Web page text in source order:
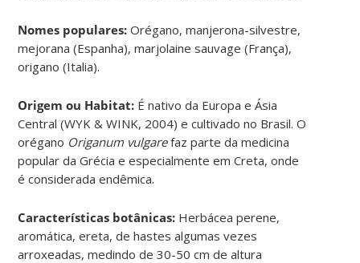
Nomes populares:Orégano, manjerona-silvestre,
mejorana (Espanha), marjolaine sauvage (França),
origano (Italia).
Origem ou Habitat: É nativo da Europa e Ásia
Central (WYK & WINK, 2004) e cultivado no Brasil. O
orégano Origanum vulgarefaz parte da medicina
popular da Grécia e especialmente em Creta, onde
é considerada endêmica.
Características botânicas: Herbácea perene,
aromática, ereta, de hastes algumas vezes
arroxeadas, medindo de 30-50 cm de altura